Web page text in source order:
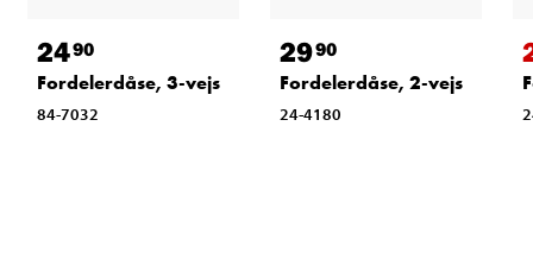
2490
Fordelerdåse, 3-vejs
84-7032
2990
Fordelerdåse, 2-vejs
24-4180